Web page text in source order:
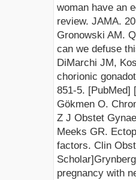
woman have an
review. JAMA.
Gronowski AM.
can we defuse
DiMarchi JM,
chorionic
851-5. [PubMed]
Gökmen O.
Z J Obstet
Meeks GR.
factors. Clin
Scholar]
pregnancy with